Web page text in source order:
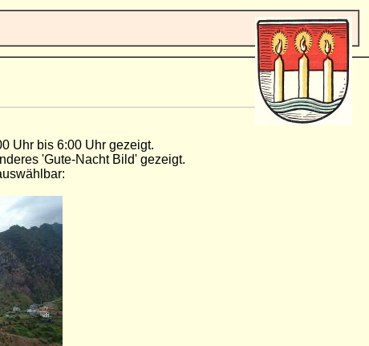
Uhr bis 6:00 Uhr gezeigt.
'Gute-Nacht Bild' gezeigt.